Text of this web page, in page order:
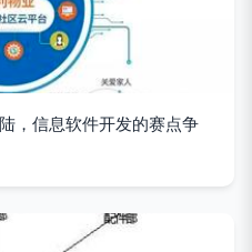
，信息软件开发的赛点争